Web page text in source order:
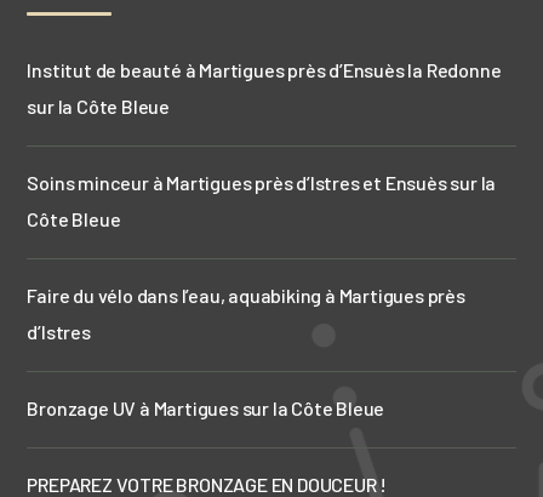
massage istres
centre de bien être ensues la redonne
minceur côte bleue pédicure côte bleue anti âge istres
aquafit côte bleue
soins visage istres massage ensuès la redonne aquafit istres
pédicure martigues absolut sun minceur ensues la redonne
manucure martigues
Institut de beauté à Martigues près d’Ensuès la Redonne
sur la Côte Bleue
Soins minceur à Martigues près d’Istres et Ensuès sur la
Côte Bleue
Faire du vélo dans l’eau, aquabiking à Martigues près
d’Istres
Bronzage UV à Martigues sur la Côte Bleue
PREPAREZ VOTRE BRONZAGE EN DOUCEUR !